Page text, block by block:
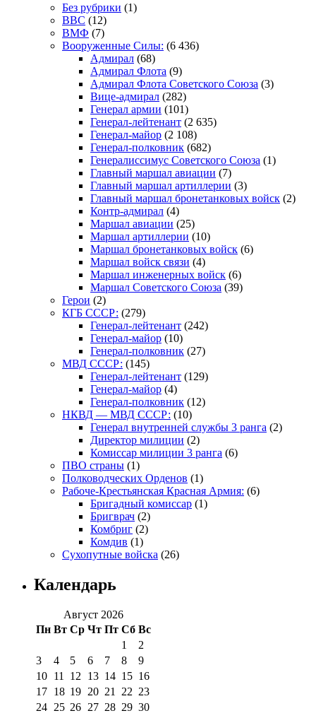
Без рубрики (1)
ВВС (12)
ВМФ (7)
Вооруженные Силы: (6 436)
Адмирал (68)
Адмирал Флота (9)
Адмирал Флота Советского Союза (3)
Вице-адмирал (282)
Генерал армии (101)
Генерал-лейтенант (2 635)
Генерал-майор (2 108)
Генерал-полковник (682)
Генералиссимус Советского Союза (1)
Главный маршал авиации (7)
Главный маршал артиллерии (3)
Главный маршал бронетанковых войск (2)
Контр-адмирал (4)
Маршал авиации (25)
Маршал артиллерии (10)
Маршал бронетанковых войск (6)
Маршал войск связи (4)
Маршал инженерных войск (6)
Маршал Советского Союза (39)
Герои (2)
КГБ СССР: (279)
Генерал-лейтенант (242)
Генерал-майор (10)
Генерал-полковник (27)
МВД СССР: (145)
Генерал-лейтенант (129)
Генерал-майор (4)
Генерал-полковник (12)
НКВД — МВД СССР: (10)
Генерал внутренней службы 3 ранга (2)
Директор милиции (2)
Комиссар милиции 3 ранга (6)
ПВО страны (1)
Полководческих Орденов (1)
Рабоче-Крестьянская Красная Армия: (6)
Бригадный комиссар (1)
Бригврач (2)
Комбриг (2)
Комдив (1)
Сухопутные войска (26)
Календарь
Август 2026
Пн Вт Ср Чт Пт Сб Вс
1
2
3
4 5 6 7 8
9
10 11 12 13 14 15 16
17 18 19 20 21 22 23
24 25 26 27 28 29 30